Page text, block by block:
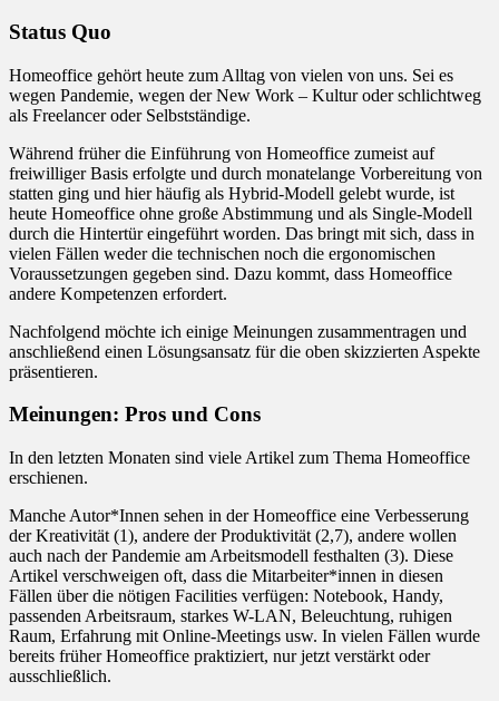
Status Quo
Homeoffice gehört heute zum Alltag von vielen von uns. Sei es
wegen Pandemie, wegen der New Work – Kultur oder schlichtweg
als Freelancer oder Selbstständige.
Während früher die Einführung von Homeoffice zumeist auf
freiwilliger Basis erfolgte und durch monatelange Vorbereitung von
statten ging und hier häufig als Hybrid-Modell gelebt wurde, ist
heute Homeoffice ohne große Abstimmung und als Single-Modell
durch die Hintertür eingeführt worden. Das bringt mit sich, dass in
vielen Fällen weder die technischen noch die ergonomischen
Voraussetzungen gegeben sind. Dazu kommt, dass Homeoffice
andere Kompetenzen erfordert.
Nachfolgend möchte ich einige Meinungen zusammentragen und
anschließend einen Lösungsansatz für die oben skizzierten Aspekte
präsentieren.
Meinungen: Pros und Cons
In den letzten Monaten sind viele Artikel zum Thema Homeoffice
erschienen.
Manche Autor*Innen sehen in der Homeoffice eine Verbesserung
der Kreativität (1), andere der Produktivität (2,7), andere wollen
auch nach der Pandemie am Arbeitsmodell festhalten (3). Diese
Artikel verschweigen oft, dass die Mitarbeiter*innen in diesen
Fällen über die nötigen Facilities verfügen: Notebook, Handy,
passenden Arbeitsraum, starkes W-LAN, Beleuchtung, ruhigen
Raum, Erfahrung mit Online-Meetings usw. In vielen Fällen wurde
bereits früher Homeoffice praktiziert, nur jetzt verstärkt oder
ausschließlich.